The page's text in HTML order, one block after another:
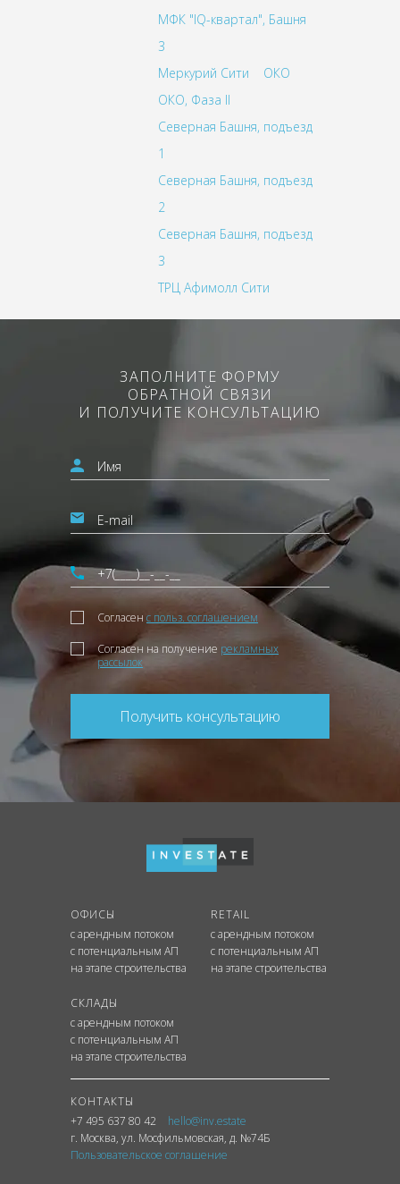
МФК "IQ-квартал", Башня
3
Меркурий Сити
ОКО
ОКО, Фаза II
Северная Башня, подъезд
1
Северная Башня, подъезд
2
Северная Башня, подъезд
3
ТРЦ Афимолл Сити
ЗАПОЛНИТЕ ФОРМУ
ОБРАТНОЙ СВЯЗИ
И ПОЛУЧИТЕ КОНСУЛЬТАЦИЮ
Согласен с польз. соглашением
Согласен на получение рекламных
рассылок
Получить консультацию
ОФИСЫ
с арендным потоком
с потенциальным АП
на этапе строительства
RETAIL
с арендным потоком
с потенциальным АП
на этапе строительства
СКЛАДЫ
с арендным потоком
с потенциальным АП
на этапе строительства
КОНТАКТЫ
+7 495 637 80 42
hello@inv.estate
г. Москва, ул. Мосфильмовская, д. №74Б
Пользовательское соглашение